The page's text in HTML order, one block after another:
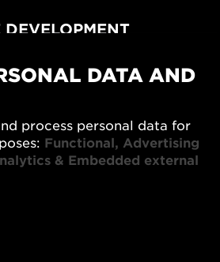
DATA AND
process personal data for
Functional, Advertising
& Embedded external